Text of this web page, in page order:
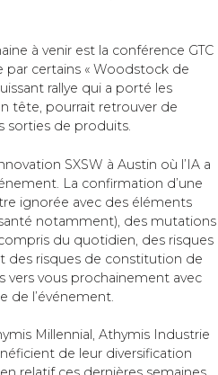
à venir est la conférence GTC
par certains « Woodstock de
rallye qui a porté les
tête, pourrait retrouver de
sorties de produits.
SXSW à Austin où l’IA a
La confirmation d’une
ignorée avec des éléments
notamment), des mutations
du quotidien, des risques
des risques de constitution de
vers vous prochainement avec
de l’événement.
Millennial, Athymis Industrie
de leur diversification